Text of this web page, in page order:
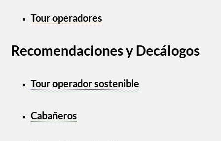
Tour operadores
Recomendaciones y Decálogos
Tour operador sostenible
Cabañeros